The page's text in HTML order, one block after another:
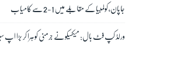
جاپان، کولمبیا کے مقابلے میں 1-2 سے کامیاب
ورلڈ کپ فٹ بال: میکسیکو نے جرمنی کو ہرا کر بڑا اپ